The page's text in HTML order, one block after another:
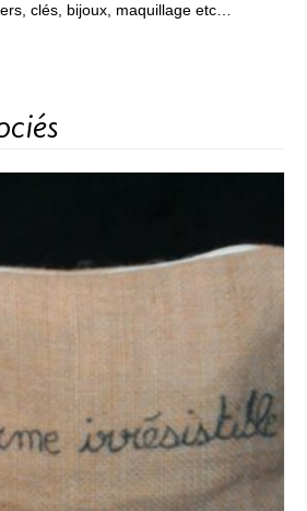
clés, bijoux, maquillage etc…